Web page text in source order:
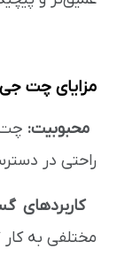
مزایای چت
محبوبیت: چت
راحتی در
کاربردهای
مختلفی به